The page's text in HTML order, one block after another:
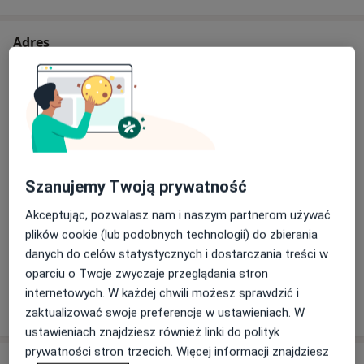
obniżeniu narządów miednicy mniejszej,
RehaPlus/PTUG
• DRA- kompleksowa terapia rozstępu mięśnia
prostego brzucha, RehaKursy/Movuto
• Gimnastyka Kobiet w ciąży, mkmedica
• Profilaktyka i reedukacja mięśni dna miednicy wg
SYSTEM
• Terapia wisceralna w ginekologii i położnictwie
Terapia blizny
FIZJOTERAPIA OGÓLNA
• Kurs podstawowy koncepcji PNF według standardów
IPNFA
• Anatomia palpacyjna
• Powięź- zintegrowane techniki mięśniowo-
powięziowe
Adres
Gabinet Fizjoterapii Justyna Narojczyk
Braniewska 10,
Dostępność
W tym gabinecie nie można umawiać wizyt przez
internet
Co mam zrobić w tej sytuacji?
Pokaż więcej
o adresie
Szanujemy Twoją prywatność
Akceptując, pozwalasz nam i naszym partnerom używać
plików cookie (lub podobnych technologii) do zbierania
danych do celów statystycznych i dostarczania treści w
oparciu o Twoje zwyczaje przeglądania stron
internetowych. W każdej chwili możesz sprawdzić i
zaktualizować swoje preferencje w ustawieniach. W
ustawieniach znajdziesz również linki do polityk
prywatności stron trzecich. Więcej informacji znajdziesz